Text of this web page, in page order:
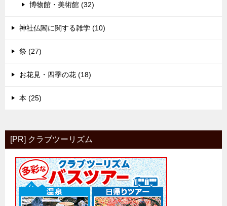
博物館・美術館 (32)
神社仏閣に関する雑学 (10)
祭 (27)
お花見・四季の花 (18)
本 (25)
[PR] クラブツーリズム